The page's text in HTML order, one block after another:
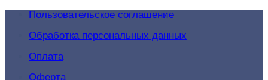
Пользовательское соглашение
Обработка персональных данных
Оплата
Оферта